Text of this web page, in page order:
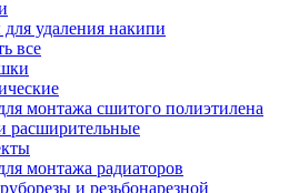
удаления накипи
все
монтажа сшитого полиэтилена
расширительные
монтажа радиаторов
и резьбонарезной